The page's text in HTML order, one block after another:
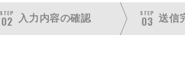
STEP
02 入力内容の確認
STEP
03 送信